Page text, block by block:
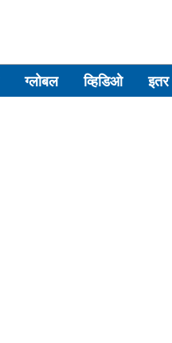
ग्लोबल व्हिडिओ इतर